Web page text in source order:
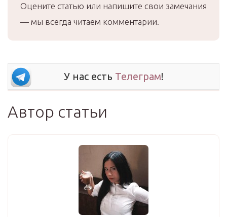
Оцените статью или напишите свои замечания
— мы всегда читаем комментарии.
У нас есть Телеграм!
Автор статьи